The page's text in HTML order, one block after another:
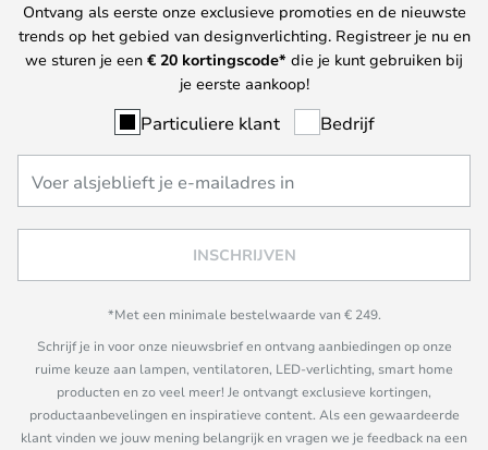
Ontvang als eerste onze exclusieve promoties en de nieuwste
trends op het gebied van designverlichting. Registreer je nu en
we sturen je een € 20 kortingscode* die je kunt gebruiken bij
je eerste aankoop!
Particuliere klant Bedrijf
INSCHRIJVEN
*Met een minimale bestelwaarde van € 249.
Schrijf je in voor onze nieuwsbrief en ontvang aanbiedingen op onze
ruime keuze aan lampen, ventilatoren, LED-verlichting, smart home
producten en zo veel meer! Je ontvangt exclusieve kortingen,
productaanbevelingen en inspiratieve content. Als een gewaardeerde
klant vinden we jouw mening belangrijk en vragen we je feedback na een